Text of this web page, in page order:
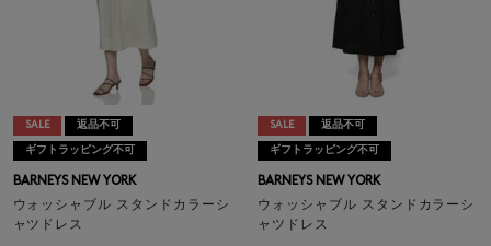
SALE 返品不可
ギフトラッピング不可
BARNEYS NEW YORK
ウォッシャブル スタンドカラーシ
ャツドレス
SALE 返品不可
ギフトラッピング不可
BARNEYS NEW YORK
ウォッシャブル スタンドカラーシ
ャツドレス